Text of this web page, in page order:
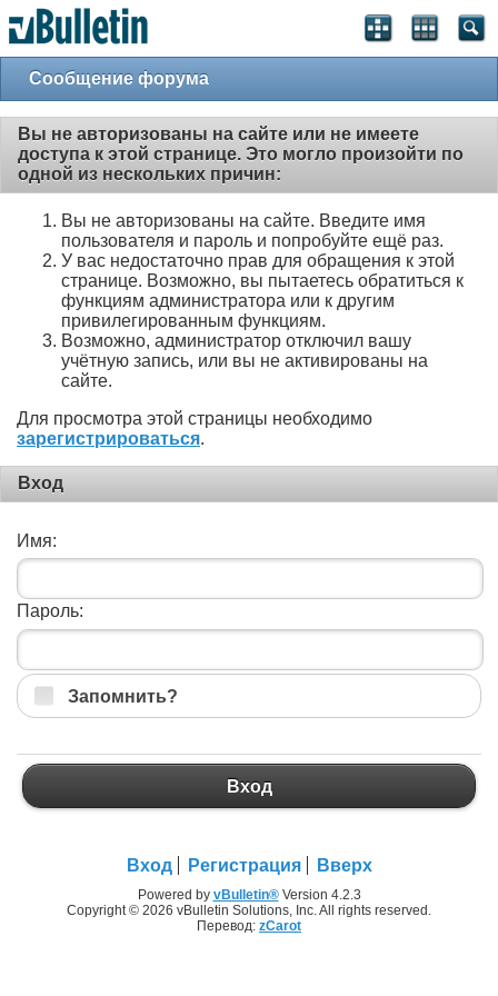
Сообщение форума
Вы не авторизованы на сайте или не имеете
доступа к этой странице. Это могло произойти по
одной из нескольких причин:
Вы не авторизованы на сайте. Введите имя
пользователя и пароль и попробуйте ещё раз.
У вас недостаточно прав для обращения к этой
странице. Возможно, вы пытаетесь обратиться к
функциям администратора или к другим
привилегированным функциям.
Возможно, администратор отключил вашу
учётную запись, или вы не активированы на
сайте.
Для просмотра этой страницы необходимо
зарегистрироваться.
Вход
Имя:
Пароль:
Запомнить?
Вход
Вход Регистрация Вверх
Powered by vBulletin®Version 4.2.3
Copyright © 2026 vBulletin Solutions, Inc. All rights reserved.
Перевод: zCarot